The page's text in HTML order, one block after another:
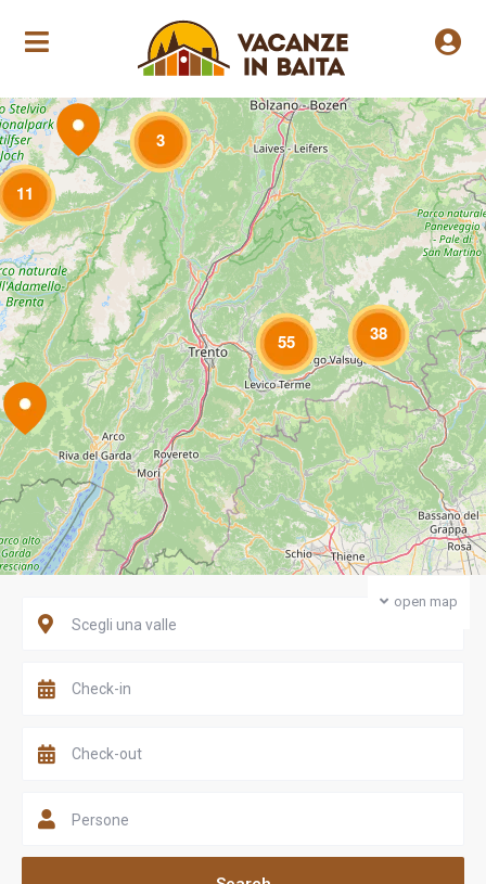
11
3
55 38
Loading Maps
open map
Scegli una valle
Persone